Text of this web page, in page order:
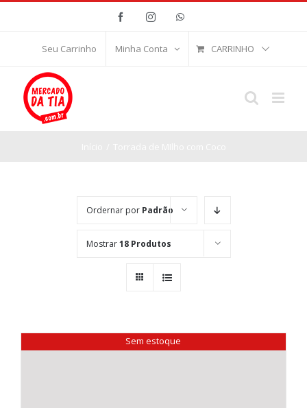
FacebookInstagramWhatsApp
Seu Carrinho Minha Conta CARRINHO
Ordernar por Padrão
Mostrar18 Produtos
Sem estoque